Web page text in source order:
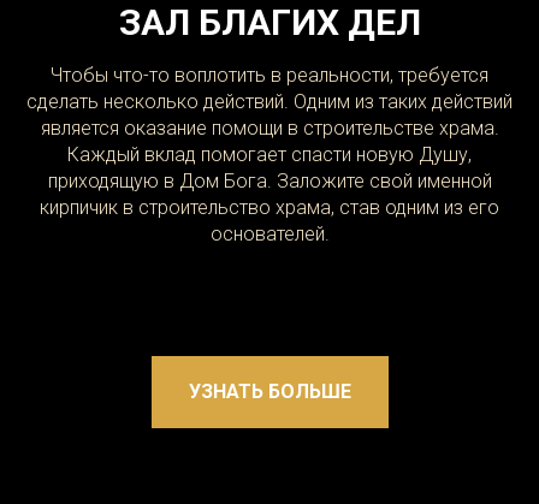
ЗАЛ БЛАГИХ ДЕЛ
Чтобы что-то воплотить в реальности, требуется
сделать несколько действий. Одним из таких действий
является оказание помощи в строительстве храма.
Каждый вклад помогает спасти новую Душу,
приходящую в Дом Бога. Заложите свой именной
кирпичик в строительство храма, став одним из его
основателей.
УЗНАТЬ БОЛЬШЕ